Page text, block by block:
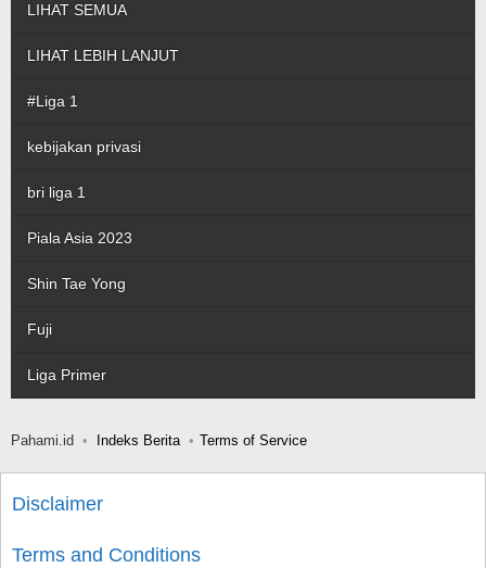
LIHAT SEMUA
LIHAT LEBIH LANJUT
#Liga 1
kebijakan privasi
bri liga 1
Piala Asia 2023
Shin Tae Yong
Fuji
Liga Primer
Pahami.id Indeks Berita Terms of Service
Disclaimer
Terms and Conditions